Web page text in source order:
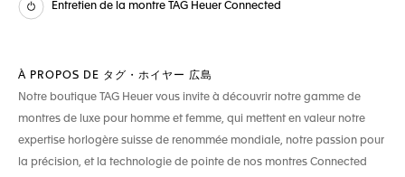
Entretien de la montre TAG Heuer Connected
À PROPOS DE タグ・ホイヤー 広島
Notre boutique TAG Heuer vous invite à découvrir notre gamme de
montres de luxe pour homme et femme, qui mettent en valeur notre
expertise horlogère suisse de renommée mondiale, notre passion pour
la précision, et la technologie de pointe de nos montres Connected